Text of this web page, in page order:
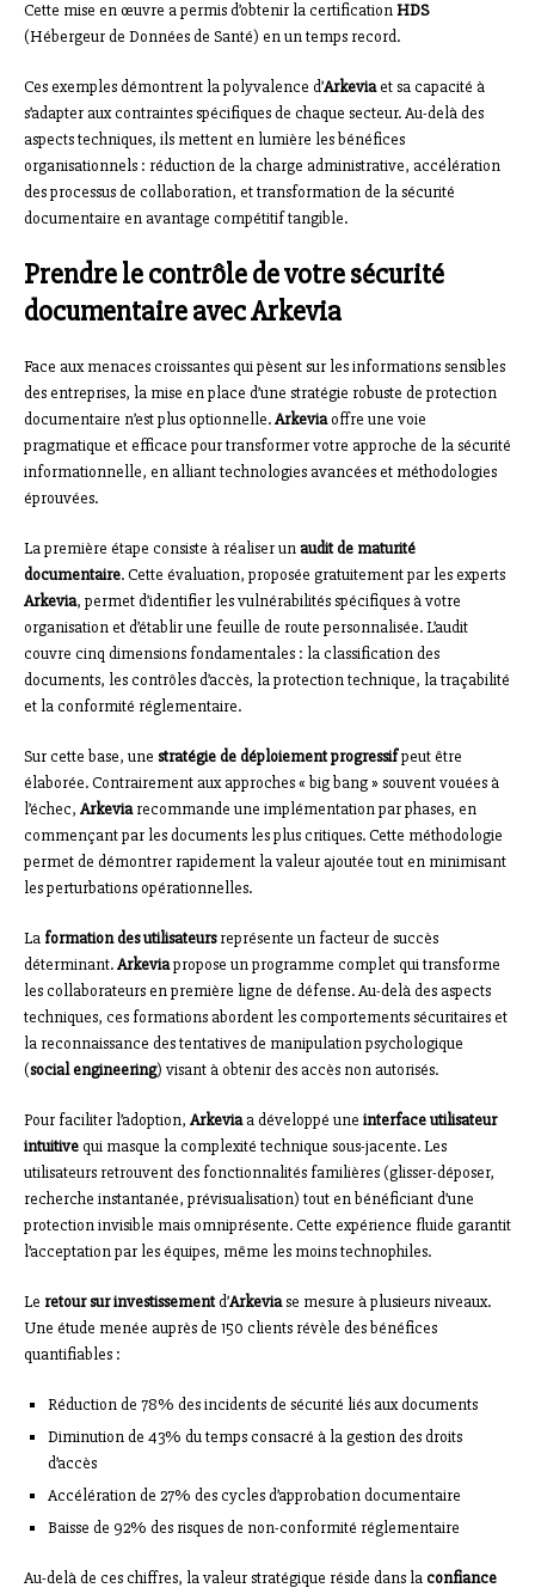
Cette mise en œuvre a permis d’obtenir la certificationHDS
(Hébergeur de Données de Santé) en un temps record.
Ces exemples démontrent la polyvalence d’Arkeviaet sa capacité à
s’adapter aux contraintes spécifiques de chaque secteur. Au-delà des
aspects techniques, ils mettent en lumière les bénéfices
organisationnels : réduction de la charge administrative, accélération
des processus de collaboration, et transformation de la sécurité
documentaire en avantage compétitif tangible.
Prendre le contrôle de votre sécurité
documentaire avec Arkevia
Face aux menaces croissantes qui pèsent sur les informations sensibles
des entreprises, la mise en place d’une stratégie robuste de protection
documentaire n’est plus optionnelle.Arkeviaoffre une voie
pragmatique et efficace pour transformer votre approche de la sécurité
informationnelle, en alliant technologies avancées et méthodologies
éprouvées.
La première étape consiste à réaliser unaudit de maturité
documentaire. Cette évaluation, proposée gratuitement par les experts
Arkevia, permet d’identifier les vulnérabilités spécifiques à votre
organisation et d’établir une feuille de route personnalisée. L’audit
couvre cinq dimensions fondamentales : la classification des
documents, les contrôles d’accès, la protection technique, la traçabilité
et la conformité réglementaire.
Sur cette base, une stratégie de déploiement progressifpeut être
élaborée. Contrairement aux approches « big bang » souvent vouées à
l’échec, Arkeviarecommande une implémentation par phases, en
commençant par les documents les plus critiques. Cette méthodologie
permet de démontrer rapidement la valeur ajoutée tout en minimisant
les perturbations opérationnelles.
La formation des utilisateursreprésente un facteur de succès
déterminant.Arkeviapropose un programme complet qui transforme
les collaborateurs en première ligne de défense. Au-delà des aspects
techniques, ces formations abordent les comportements sécuritaires et
la reconnaissance des tentatives de manipulation psychologique
(social engineering) visant à obtenir des accès non autorisés.
Pour faciliter l’adoption, Arkeviaa développé une interface utilisateur
intuitivequi masque la complexité technique sous-jacente. Les
utilisateurs retrouvent des fonctionnalités familières (glisser-déposer,
recherche instantanée, prévisualisation) tout en bénéficiant d’une
protection invisible mais omniprésente. Cette expérience fluide garantit
l’acceptation par les équipes, même les moins technophiles.
Le retour sur investissementd’Arkeviase mesure à plusieurs niveaux.
Une étude menée auprès de 150 clients révèle des bénéfices
quantifiables :
Réduction de 78% des incidents de sécurité liés aux documents
Diminution de 43% du temps consacré à la gestion des droits
d’accès
Accélération de 27% des cycles d’approbation documentaire
Baisse de 92% des risques de non-conformité réglementaire
Au-delà de ces chiffres, la valeur stratégique réside dans laconfiance